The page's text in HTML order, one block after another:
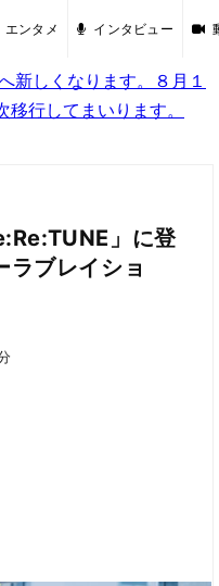
エンタメ インタビュー
新しくなります。８月１
行してまいります。
」に登
ブレイショ